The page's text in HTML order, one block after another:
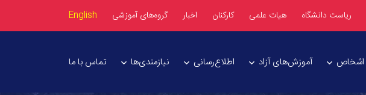
ریاست دانشگاه هیات علمی کارکنان اخبار گروه‌های آموزشی English
اشخاص آموزش‌های آزاد اطلاع‌رسانی نیازمندی‌ها تماس با ما